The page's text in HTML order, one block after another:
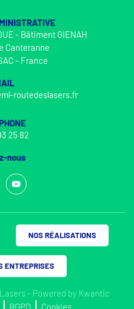
- Bâtiment GIENAH
Canteranne
- France
routedeslasers.fr
25 82
nous
- Powered by Kwantic
RGPD Cookies
NOS RÉALISATIONS
ENTREPRISES